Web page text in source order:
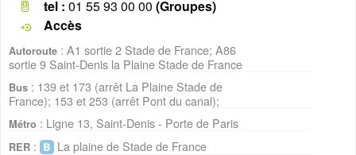
tel : 01 55 93 00 00 (Groupes)
Accès
Autoroute : A1 sortie 2 Stade de France; A86
sortie 9 Saint-Denis la Plaine Stade de France
Bus : 139 et 173 (arrêt La Plaine Stade de
France); 153 et 253 (arrêt Pont du canal);
Métro : Ligne 13, Saint-Denis - Porte de Paris
RER : La plaine de Stade de France